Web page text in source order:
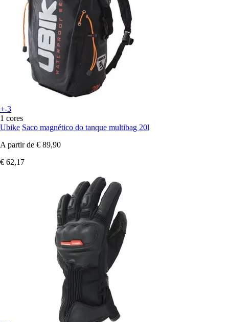
+-3
1 cores
Ubike Saco magnético do tanque multibag 20l
A partir de € 89,90
€ 62,17